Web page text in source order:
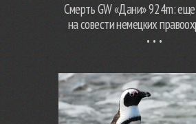
Смерть GW «Дани» 924m:
на совести немецких